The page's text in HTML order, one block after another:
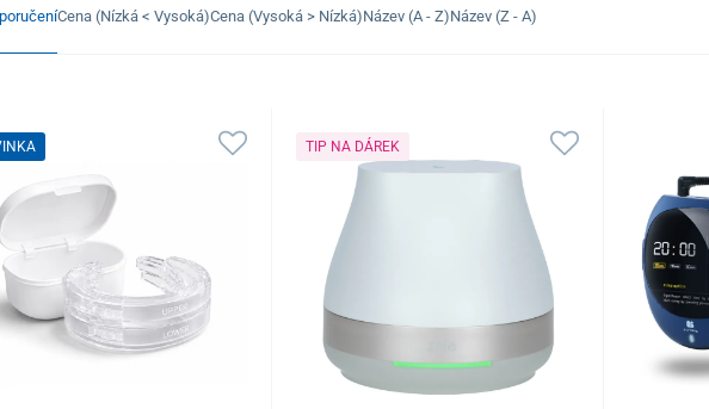
Cena (Nízká < Vysoká)Cena (Vysoká > Nízká)Název (A - Z)Název (Z - A)
TIP NA DÁREK